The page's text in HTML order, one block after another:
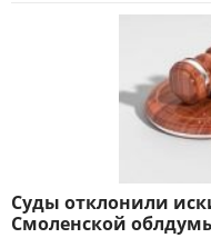
Суды отклонили
Смоленской